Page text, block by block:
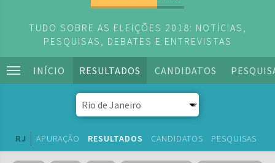
TUDO SOBRE AS ELEIÇÕES 2018: NOTÍCIAS,
PESQUISAS, DEBATES E ENTREVISTAS
INÍCIO RESULTADOS CANDIDATOS
RJ APURAÇÃO RESULTADOS CANDIDATOS PESQUISAS